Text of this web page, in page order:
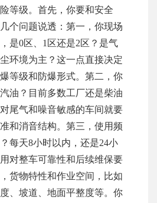
等级。首先，你要和安全
个问题说透：第一，你现场
是0区、1区还是2区？是气
环境为主？这一点直接决定
等级和防爆形式。第二，你
油？目前多数工厂还是柴油
尾气和噪音敏感的车间就要
和消音结构。第三，使用频
每天8小时以内，还是24小
对整车可靠性和后续维保要
货物特性和作业空间，比如
、坡道、地面平整度等。你